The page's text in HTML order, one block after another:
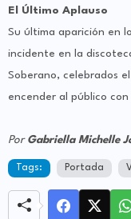
El Último Aplauso
Su última aparición en
incidente en la
Soberano, celebrados
encender al público
Por Gabriella Michelle
Tags: Portada